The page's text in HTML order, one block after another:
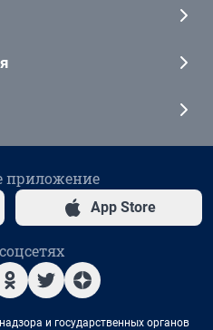
приложение
App Store
и государственных органов